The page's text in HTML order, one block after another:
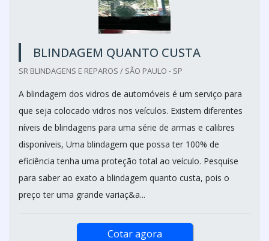
BLINDAGEM QUANTO CUSTA
SR BLINDAGENS E REPAROS / SÃO PAULO - SP
A blindagem dos vidros de automóveis é um serviço para
que seja colocado vidros nos veículos. Existem diferentes
níveis de blindagens para uma série de armas e calibres
disponíveis, Uma blindagem que possa ter 100% de
eficiência tenha uma proteção total ao veículo. Pesquise
para saber ao exato a blindagem quanto custa, pois o
preço ter uma grande variaç&a...
Cotar agora